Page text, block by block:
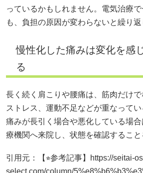
っているかもしれません。電気治療
も、負担の原因が変わらないと繰り返
慢性化した痛みは変化を感
る
長く続く肩こりや腰痛は、筋肉だけで
ストレス、運動不足などが重なってい
痛みが長引く場合や悪化している場
療機関へ来院し、状態を確認すること
引用元：【⭐︎参考記事】https://seitai-
select.com/column/